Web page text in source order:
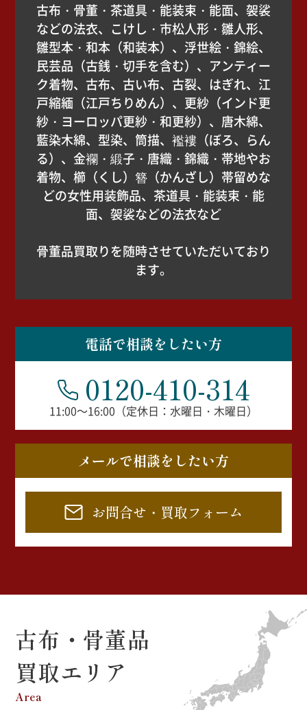
古布・骨董・茶道具・能装束・能面、袈裟
などの法衣、こけし・市松人形・雛人形、
雛型本・和本（和装本）、浮世絵・錦絵、
民芸品（古銭・切手を含む）、アンティー
ク着物、古布、古い布、古裂、はぎれ、江
戸縮緬（江戸ちりめん）、更紗（インド更
紗・ヨーロッパ更紗・和更紗）、唐木綿、
藍染木綿、型染、筒描、襤褸（ぼろ、らん
る）、金襴・緞子・唐織・錦織・帯地やお
着物、櫛（くし）簪（かんざし）帯留めな
どの女性用装飾品、茶道具・能装束・能
面、袈裟などの法衣など
骨董品買取りを随時させていただいており
ます。
電話で相談をしたい方
0120-410-314
11:00～16:00（定休日：水曜日・木曜日）
メールで相談をしたい方
お問合せ・買取フォーム
古布・骨董品
買取エリア
Area